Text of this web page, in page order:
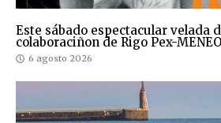
Este sábado espectacular velada
colaboraciñon de Rigo Pex-MENEO
6 agosto 2026